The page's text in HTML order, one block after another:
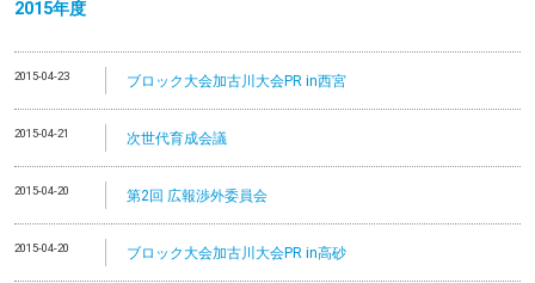
2015年度
2015-04-23 ブロック大会加古川大会PR in西宮
2015-04-21 次世代育成会議
2015-04-20 第2回 広報渉外委員会
2015-04-20 ブロック大会加古川大会PR in高砂